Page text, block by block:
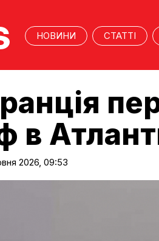
НОВИНИ СТАТТІ
в
2026, 09:53